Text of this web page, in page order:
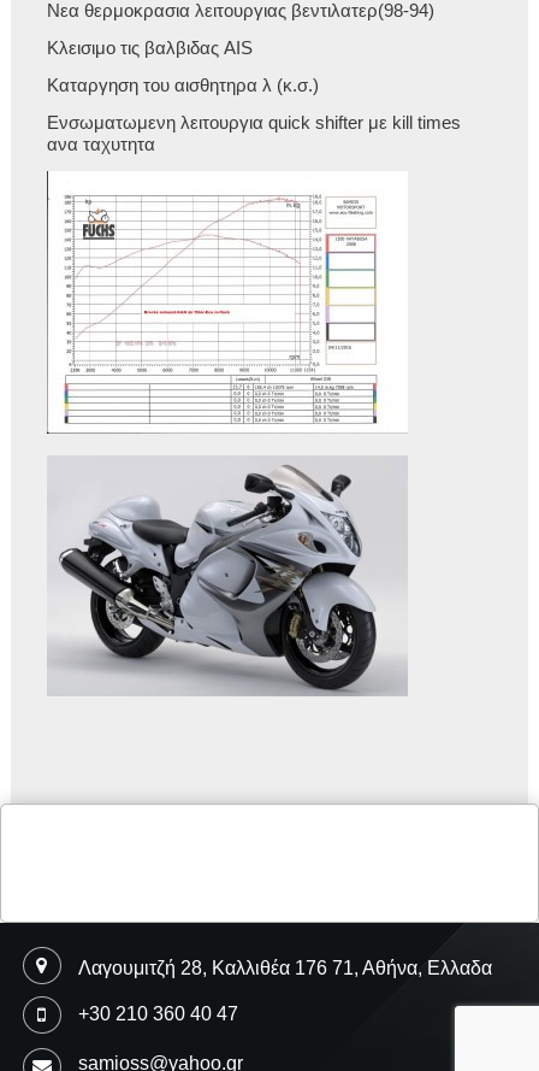
Νεα θερμοκρασια λειτουργιας βεντιλατερ(98-94)
Κλεισιμο τις βαλβιδας AIS
Καταργηση του αισθητηρα λ (κ.σ.)
Ενσωματωμενη λειτουργια quick shifter με kill times
ανα ταχυτητα
Λαγουμιτζή 28, Καλλιθέα 176 71, Αθήνα, Ελλαδα
+30 210 360 40 47
samioss@yahoo.gr